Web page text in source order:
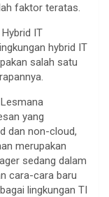
faktor teratas.
IT
hybrid IT
salah satu
yang
dan non-cloud,
merupakan
sedang dalam
cara-cara baru
lingkungan TI